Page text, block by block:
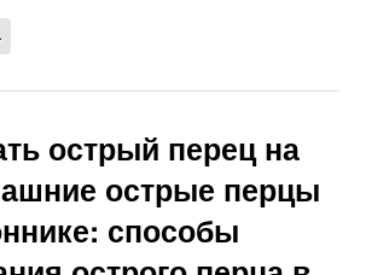
острый перец на
острые перцы
способы